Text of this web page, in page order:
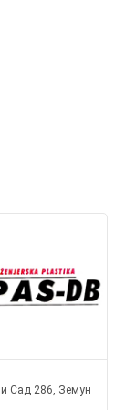
Сад 286, Земун